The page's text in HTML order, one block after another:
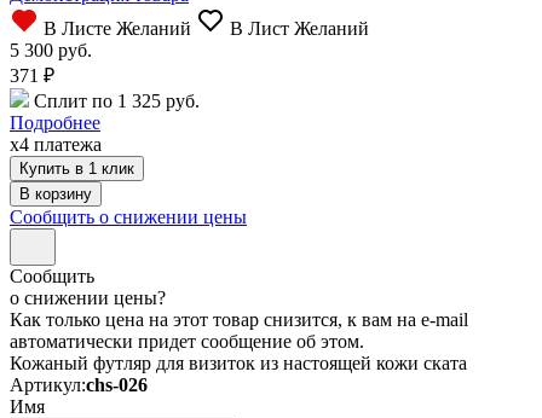
В Листе Желаний
В Лист Желаний
5 300 руб.
371 ₽
Сплит по 1 325 руб.
Подробнее
x4 платежа
Купить в 1 клик
Сообщить о снижении цены
Сообщить
о снижении цены?
Как только цена на этот товар снизится, к вам на e-mail
автоматически придет сообщение об этом.
Кожаный футляр для визиток из настоящей кожи ската
Артикул:chs-026
Имя